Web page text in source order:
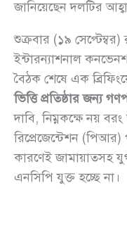
জানিয়েছেন দলটির
শুক্রবার (১৯
ইন্টারন্যাশনাল
বৈঠক শেষে এক
ভিত্তি প্রতিষ্ঠার জন্য
দাবি, নিম্নকক্ষে নয়
রিপ্রেজেন্টেশন (পিআর)
কারণেই জামায়াতসহ
এনসিপি যুক্ত হচ্ছে না।